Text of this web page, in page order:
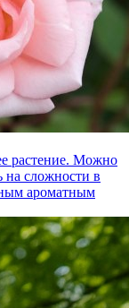
растение. Можно
на сложности в
ароматным